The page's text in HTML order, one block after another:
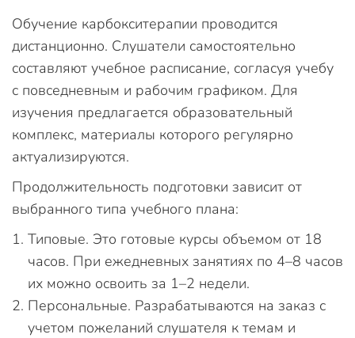
Обучение карбокситерапии проводится
дистанционно. Слушатели самостоятельно
составляют учебное расписание, согласуя учебу
с повседневным и рабочим графиком. Для
изучения предлагается образовательный
комплекс, материалы которого регулярно
актуализируются.
Продолжительность подготовки зависит от
выбранного типа учебного плана:
Типовые. Это готовые курсы объемом от 18
часов. При ежедневных занятиях по 4–8 часов
их можно освоить за 1–2 недели.
Персональные. Разрабатываются на заказ с
учетом пожеланий слушателя к темам и